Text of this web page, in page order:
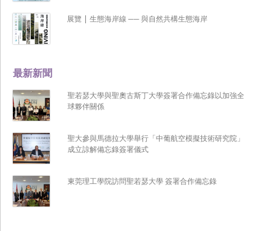
最新新聞
聖若瑟大學與聖奧古斯丁大學簽署合作備忘錄以加強全
球夥伴關係
聖大參與馬德拉大學舉行「中葡航空模擬技術研究院」
成立諒解備忘錄簽署儀式
東莞理工學院訪問聖若瑟大學 簽署合作備忘錄
展覽 | 生態海岸線 ── 與自然共構生態海岸